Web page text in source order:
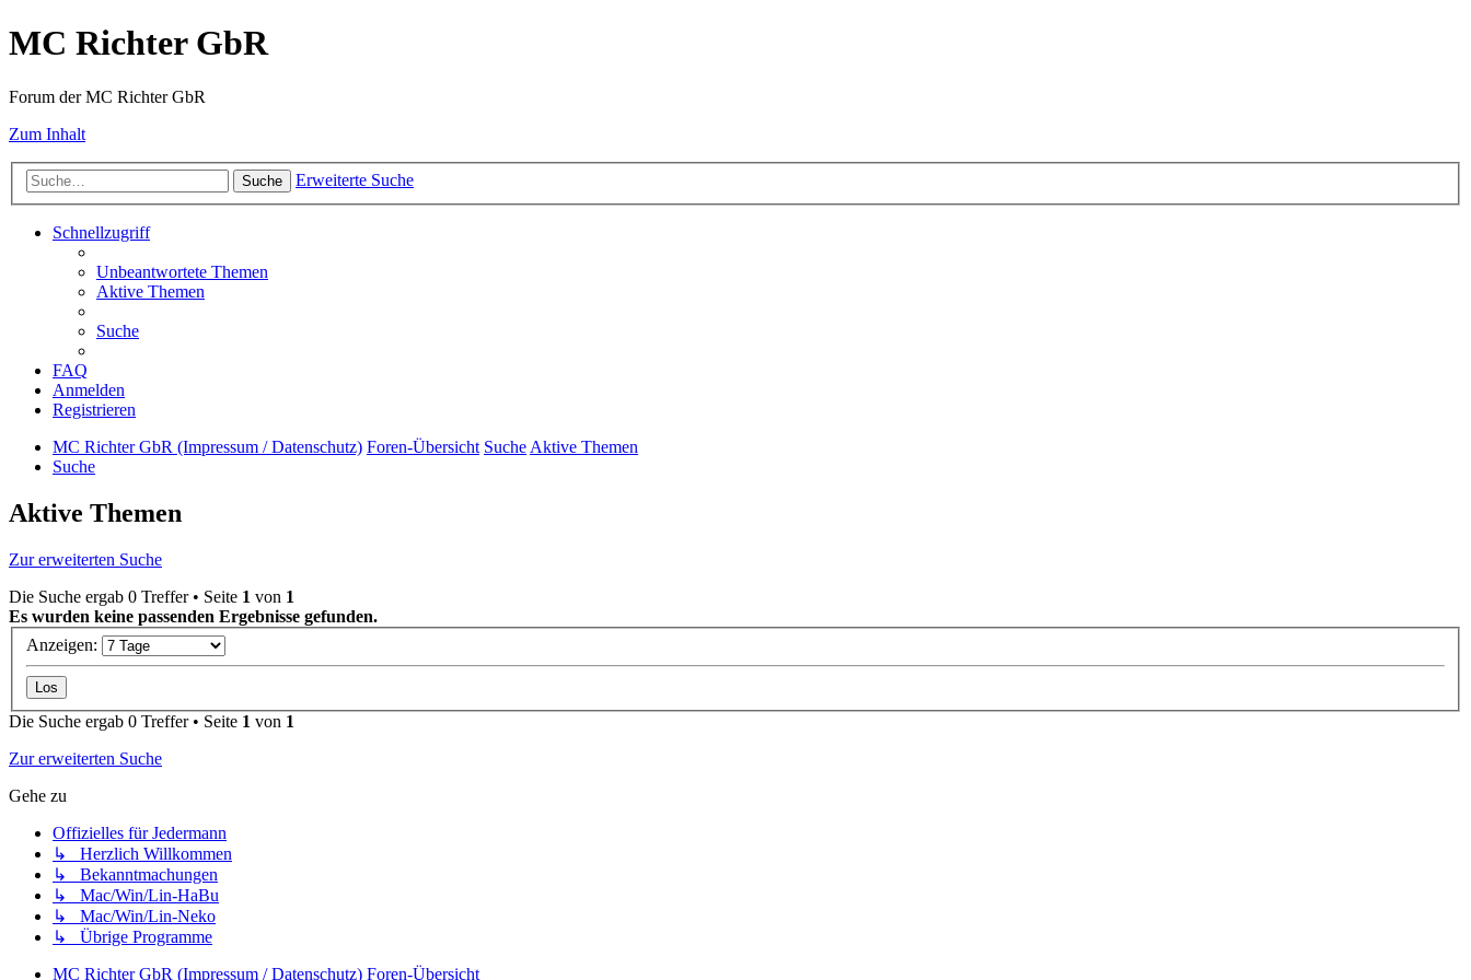
MC Richter GbR
Forum der MC Richter GbR
Zum Inhalt
Suche Erweiterte Suche
Schnellzugriff
Unbeantwortete Themen
Aktive Themen
Suche
FAQ
Anmelden
Registrieren
MC Richter GbR (Impressum / Datenschutz) Foren-Übersicht SucheAktive Themen
Suche
Aktive Themen
Zur erweiterten Suche
Die Suche ergab 0 Treffer • Seite 1 von 1
Es wurden keine passenden Ergebnisse gefunden.
Anzeigen:
Die Suche ergab 0 Treffer • Seite 1 von 1
Zur erweiterten Suche
Gehe zu
Offizielles für Jedermann
↳ Herzlich Willkommen
↳ Bekanntmachungen
↳ Mac/Win/Lin-HaBu
↳ Mac/Win/Lin-Neko
↳ Übrige Programme
MC Richter GbR (Impressum / Datenschutz) Foren-Übersicht